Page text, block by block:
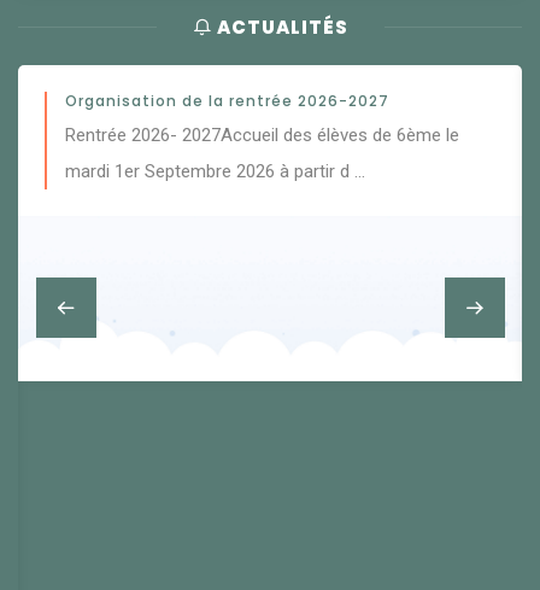
ACTUALITÉS
Le Bal des 3e qui clôture les années
Camillet et Julie ont tenu avec brio
bal des 3e qui s'est tenu le 30 juin après les …